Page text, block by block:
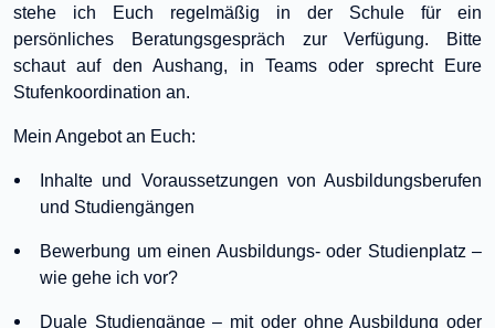
stehe ich Euch regelmäßig in der Schule für ein
persönliches Beratungsgespräch zur Verfügung. Bitte
schaut auf den Aushang, in Teams oder sprecht Eure
Stufenkoordination an.
Mein Angebot an Euch:
Inhalte und Voraussetzungen von Ausbildungsberufen
und Studiengängen
Bewerbung um einen Ausbildungs- oder Studienplatz –
wie gehe ich vor?
Duale Studiengänge – mit oder ohne Ausbildung oder